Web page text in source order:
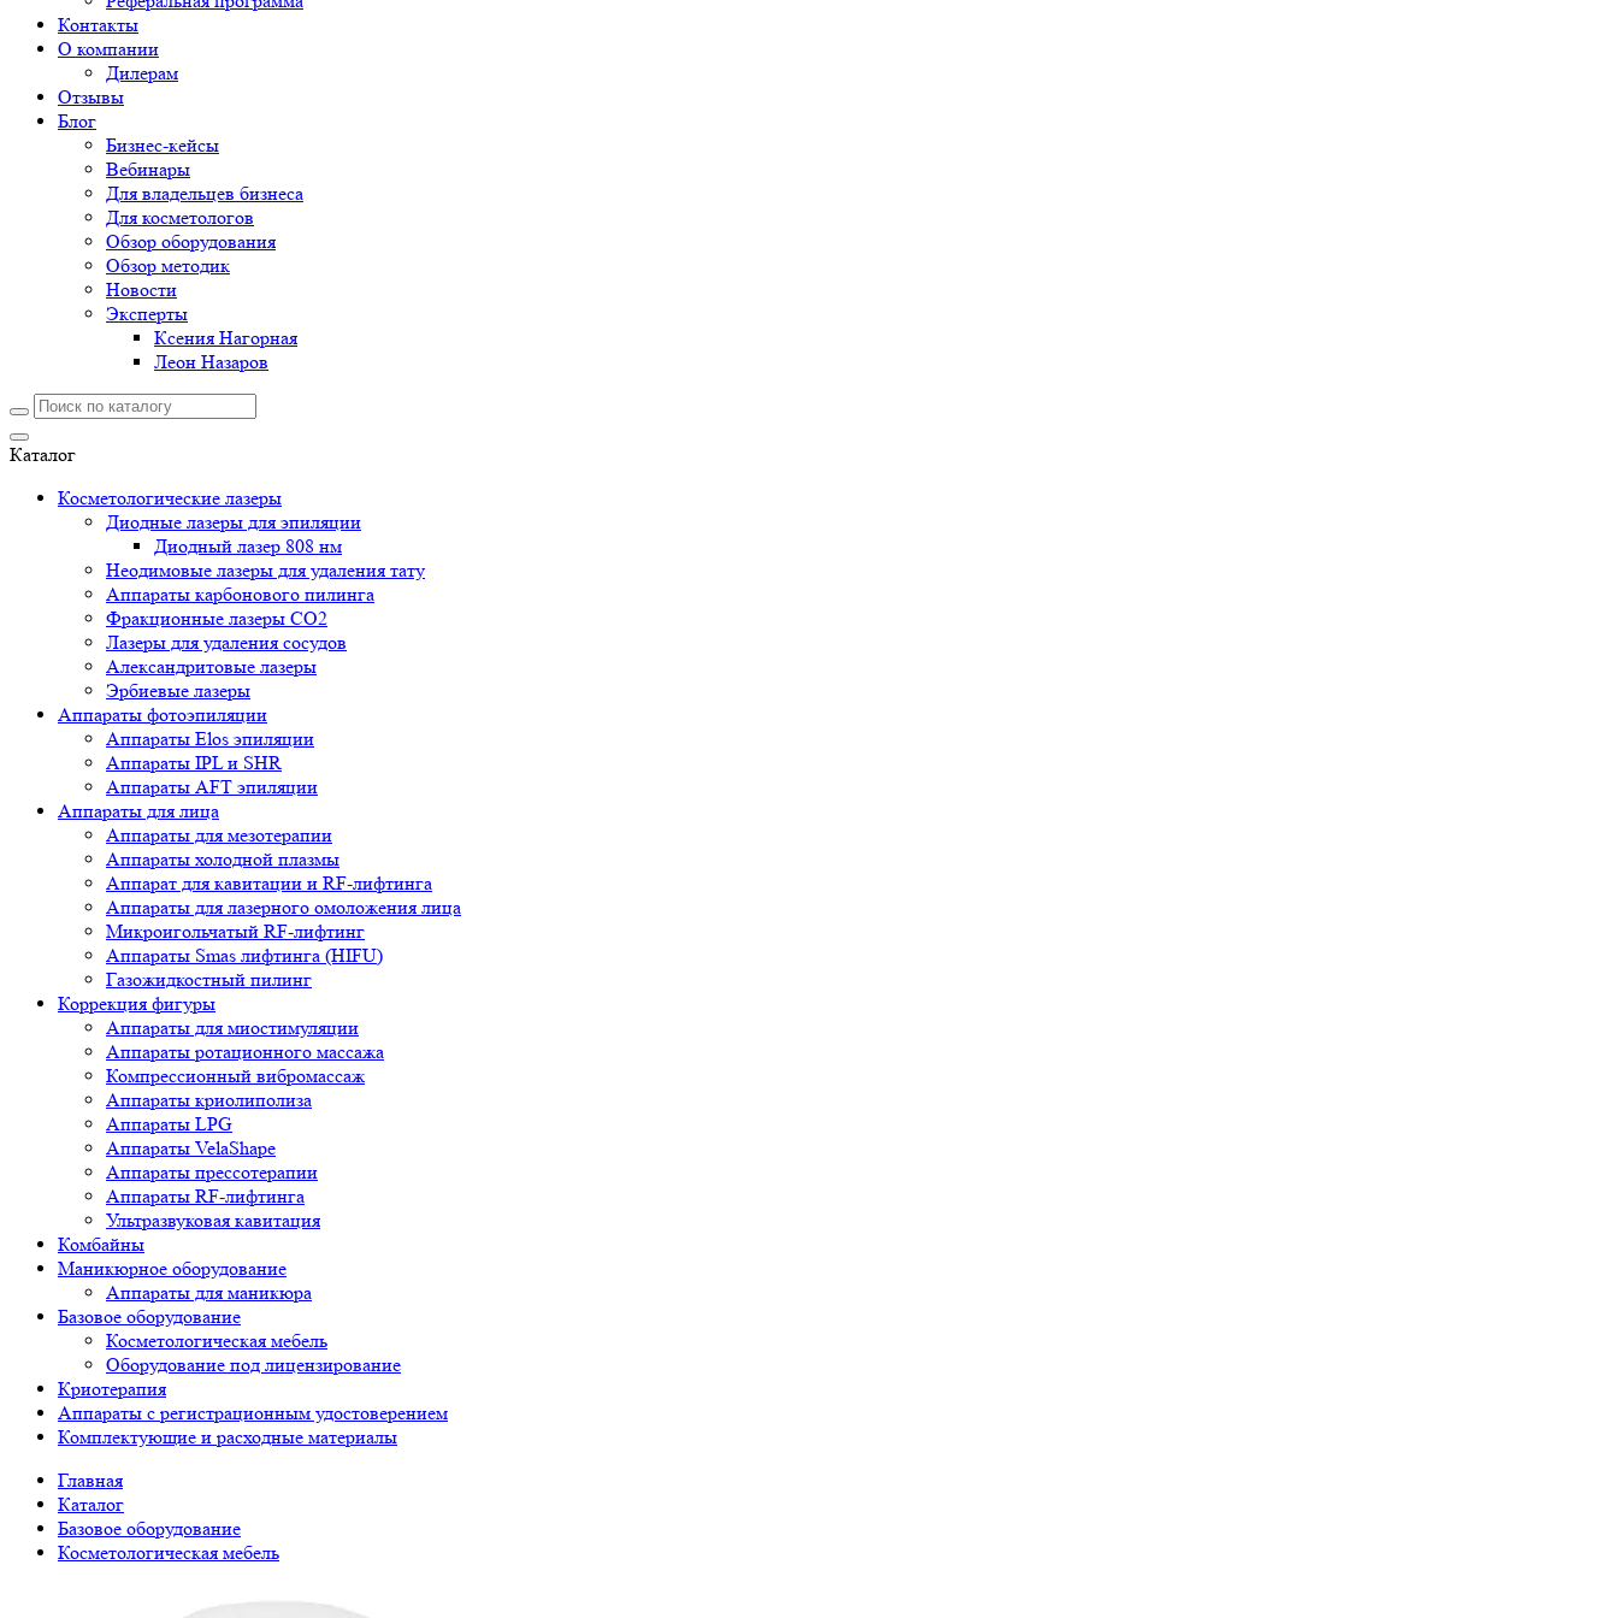
Контакты
О компании
Дилерам
Отзывы
Блог
Бизнес-кейсы
Вебинары
Для владельцев бизнеса
Для косметологов
Обзор оборудования
Обзор методик
Новости
Эксперты
Ксения Нагорная
Леон Назаров
Каталог
Косметологические лазеры
Диодные лазеры для эпиляции
Диодный лазер 808 нм
Неодимовые лазеры для удаления тату
Аппараты карбонового пилинга
Фракционные лазеры CO2
Лазеры для удаления сосудов
Александритовые лазеры
Эрбиевые лазеры
Аппараты фотоэпиляции
Аппараты Elos эпиляции
Аппараты IPL и SHR
Аппараты AFT эпиляции
Аппараты для лица
Аппараты для мезотерапии
Аппараты холодной плазмы
Аппарат для кавитации и RF-лифтинга
Аппараты для лазерного омоложения лица
Микроигольчатый RF-лифтинг
Аппараты Smas лифтинга (HIFU)
Газожидкостный пилинг
Коррекция фигуры
Аппараты для миостимуляции
Аппараты ротационного массажа
Компрессионный вибромассаж
Аппараты криолиполиза
Аппараты LPG
Аппараты VelaShape
Аппараты прессотерапии
Аппараты RF-лифтинга
Ультразвуковая кавитация
Комбайны
Маникюрное оборудование
Аппараты для маникюра
Базовое оборудование
Косметологическая мебель
Оборудование под лицензирование
Криотерапия
Аппараты c регистрационным удостоверением
Комплектующие и расходные материалы
Главная
Каталог
Базовое оборудование
Косметологическая мебель